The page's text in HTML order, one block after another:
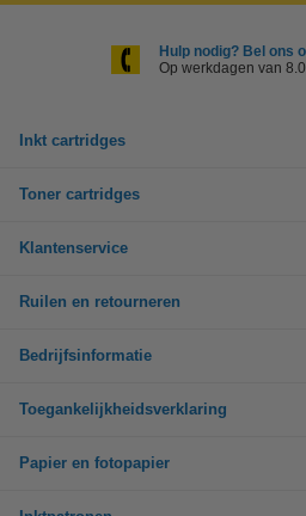
Hulp nodig? Bel ons
Op werkdagen van
Inkt cartridges
Toner cartridges
Klantenservice
Ruilen en retourneren
Bedrijfsinformatie
Toegankelijkheidsverklaring
Papier en fotopapier